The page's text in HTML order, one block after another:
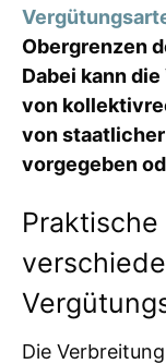
Obergrenzen
Dabei kann
von
von
vorgegeben
Praktische
Die